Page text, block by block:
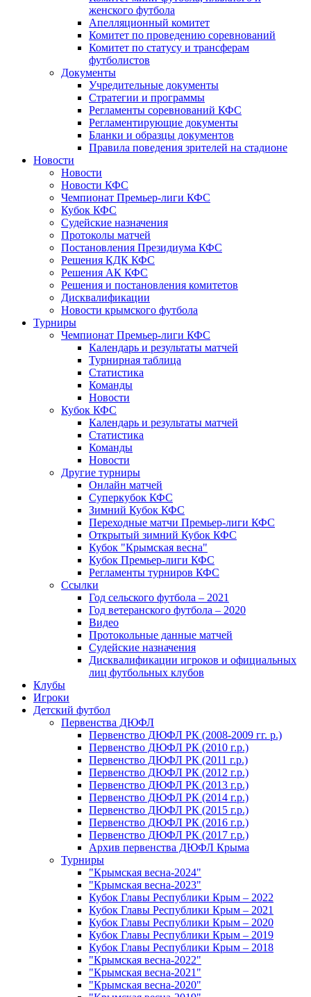
женского футбола
Апелляционный комитет
Комитет по проведению соревнований
Комитет по статусу и трансферам
футболистов
Документы
Учредительные документы
Стратегии и программы
Регламенты соревнований КФС
Регламентирующие документы
Бланки и образцы документов
Правила поведения зрителей на стадионе
Новости
Новости
Новости КФС
Чемпионат Премьер-лиги КФС
Кубок КФС
Судейские назначения
Протоколы матчей
Постановления Президиума КФС
Решения КДК КФС
Решения АК КФС
Решения и постановления комитетов
Дисквалификации
Новости крымского футбола
Турниры
Чемпионат Премьер-лиги КФС
Календарь и результаты матчей
Турнирная таблица
Статистика
Команды
Новости
Кубок КФС
Календарь и результаты матчей
Статистика
Команды
Новости
Другие турниры
Онлайн матчей
Суперкубок КФС
Зимний Кубок КФС
Переходные матчи Премьер-лиги КФС
Открытый зимний Кубок КФС
Кубок "Крымская весна"
Кубок Премьер-лиги КФС
Регламенты турниров КФС
Ссылки
Год сельского футбола – 2021
Год ветеранского футбола – 2020
Видео
Протокольные данные матчей
Судейские назначения
Дисквалификации игроков и официальных
лиц футбольных клубов
Клубы
Игроки
Детский футбол
Первенства ДЮФЛ
Первенство ДЮФЛ РК (2008-2009 гг. р.)
Первенство ДЮФЛ РК (2010 г.р.)
Первенство ДЮФЛ РК (2011 г.р.)
Первенство ДЮФЛ РК (2012 г.р.)
Первенство ДЮФЛ РК (2013 г.р.)
Первенство ДЮФЛ РК (2014 г.р.)
Первенство ДЮФЛ РК (2015 г.р.)
Первенство ДЮФЛ РК (2016 г.р.)
Первенство ДЮФЛ РК (2017 г.р.)
Архив первенства ДЮФЛ Крыма
Турниры
"Крымская весна-2024"
"Крымская весна-2023"
Кубок Главы Республики Крым – 2022
Кубок Главы Республики Крым – 2021
Кубок Главы Республики Крым – 2020
Кубок Главы Республики Крым – 2019
Кубок Главы Республики Крым – 2018
"Крымская весна-2022"
"Крымская весна-2021"
"Крымская весна-2020"